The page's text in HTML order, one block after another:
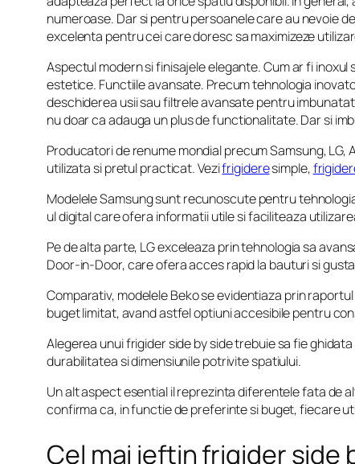
numeroase. Dar si pentru persoanele care au nevoie
excelenta pentru cei care doresc sa maximizeze
Aspectul modern si finisajele elegante. Cum ar fi
estetice. Functiile avansate. Precum tehnologia
deschiderea usii sau filtrele avansate pentru
nu doar ca adauga un plus de functionalitate. Dar si
Producatori de renume mondial precum Samsung,
utilizata si pretul practicat. Vezifrigideresimple,
Modelele Samsung sunt recunoscute pentru
ul digital care ofera informatii utile si faciliteaza
Pe de alta parte, LG exceleaza prin tehnologia sa
Door-in-Door, care ofera acces rapid la bauturi si
Comparativ, modelele Beko se evidentiaza prin
buget limitat, avand astfel optiuni accesibile pentru
Alegerea unui frigider side by side trebuie sa fie
durabilitatea si dimensiunile potrivite spatiului.
Un alt aspect esential il reprezinta diferentele fata de
confirma ca, in functie de preferinte si buget, fiecare
Cel mai ieftin frigider side